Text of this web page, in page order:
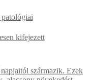
kifejezett
származik. Ezek